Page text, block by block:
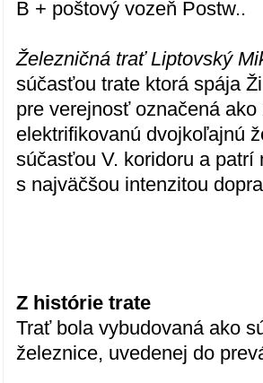
B + poštový vozeň Postw..
Železničná trať Liptovský
súčasťou trate ktorá spája
pre verejnosť označená
elektrifikovanú dvojkoľajnú
súčasťou V. koridoru a
s najväčšou intenzitou
Z histórie trate
Trať bola vybudovaná ako
železnice, uvedenej do